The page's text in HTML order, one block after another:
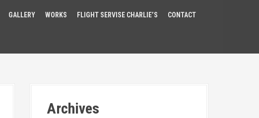
GALLERY WORKS FLIGHT SERVISE CHARLIE’S CONTACT
Archives